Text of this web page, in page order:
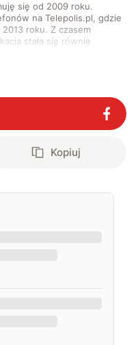
się od 2009 roku.
na Telepolis.pl, gdzie
2013 roku. Z czasem
stała się równie
też inny sprzęt
śledzę i opisuję ruchy
świecie. Poziom
świadczy o tym, że robię
lat moje teksty
GamingSociety, Gry-
roku jestem związany z
redaktora
ale nie
Kopiuj